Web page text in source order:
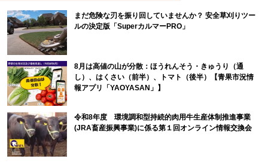
まだ危険な刃を振り回していませんか？ 安全草刈りツー
ルの決定版「SuperカルマーPRO」
8月は高値の山が分散：ほうれんそう・きゅうり（通
し）、はくさい（前半）、トマト（後半）【青果市況情
報アプリ「YAOYASAN」】
令和8年度 環境調和型持続的肉用牛生産体制推進事業
(JRA畜産振興事業)に係る第１回オンライン情報交換会